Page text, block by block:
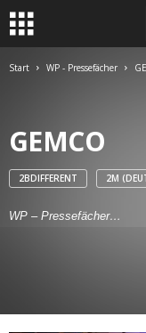
Start WP - Pressefächer
GEMCO
2BDIFFERENT 2M
WP – Pressefächer…